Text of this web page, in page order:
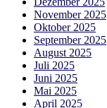
November 2025
Oktober 2025
September 2025
August 2025
Juli 2025
Juni 2025
Mai 2025
April 2025